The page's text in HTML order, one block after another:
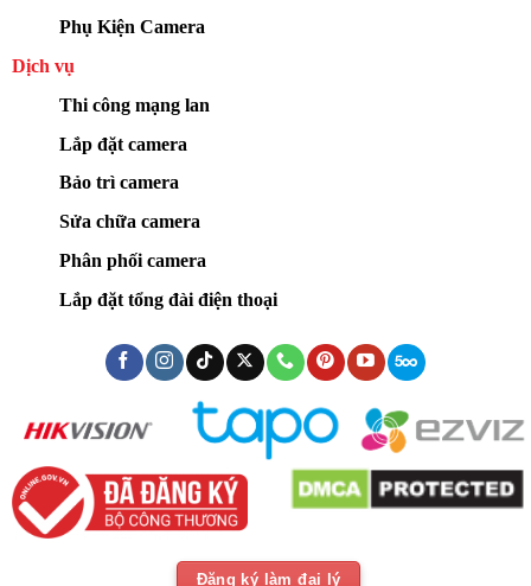
Email : truongthinhtelecom@gmail.com
Sản phẩm và nội dung liên quan
đúng để xem ổn định, ít lỗi và không mua
thừa
Imou Ranger và Imou Cue: chọn đúng
camera WiFi theo không gian sử dụng
chọn đúng để theo dõi chó mèo an toàn,
Camera Imou bị mất âm thanh: nguyên
nhân, cách kiểm tra và xử lý đúng kỹ
Phụ Kiện Camera
Dịch vụ
Thi công mạng lan
Lắp đặt camera
Bảo trì camera
Sửa chữa camera
Phân phối camera
Lắp đặt tổng đài điện thoại
Đăng ký làm đại lý